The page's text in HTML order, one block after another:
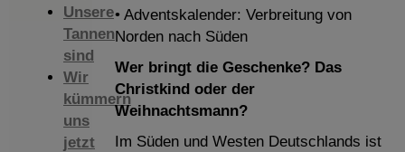
Unsere
Tannen
sind
Wir
kümmern
uns
jetzt
• Adventskalender: Verbreitung von
Norden nach Süden
Wer bringt die Geschenke? Das
Christkind oder der
Weihnachtsmann?
Im Süden und Westen Deutschlands ist